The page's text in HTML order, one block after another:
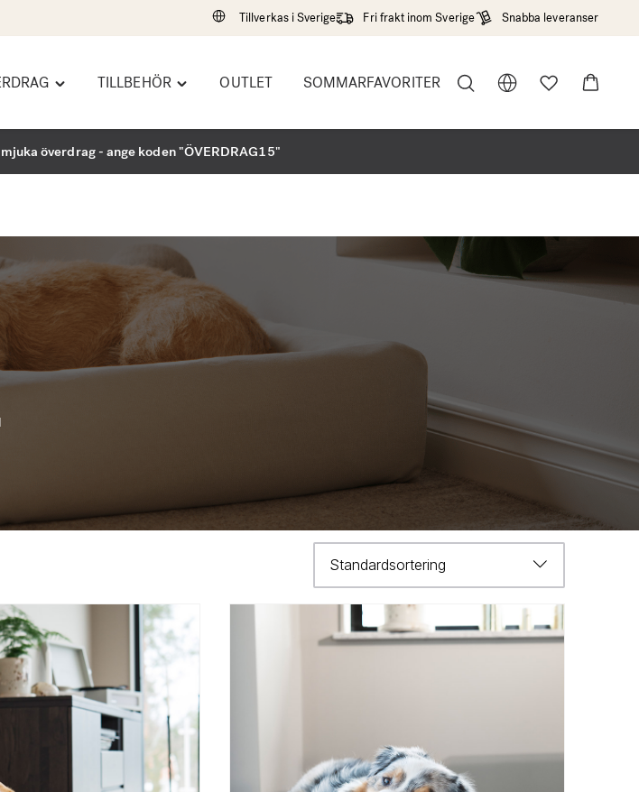
Tillverkas i Sverige Fri frakt inom Sverige Snabba leveranser
Toggle
menu
TILLBEHÖR Toggle
menu
OUTLET SOMMARFAVORITER
överdrag - ange koden "ÖVERDRAG15"